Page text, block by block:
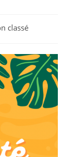
classé